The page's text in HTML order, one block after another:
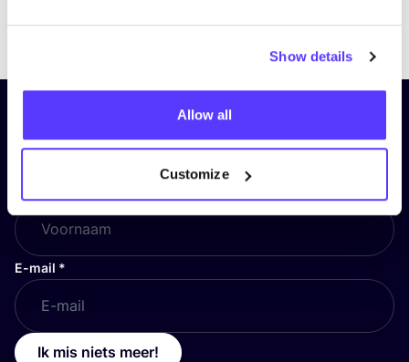
Show details
Allow all
Customize
Schrijf je in op onze nieuwsbrief
en blijf op de hoogte!
E-mail *
Ik mis niets meer!